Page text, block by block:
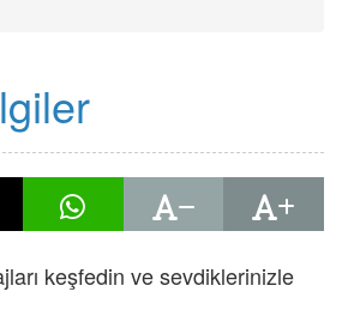
keşfedin ve sevdiklerinizle